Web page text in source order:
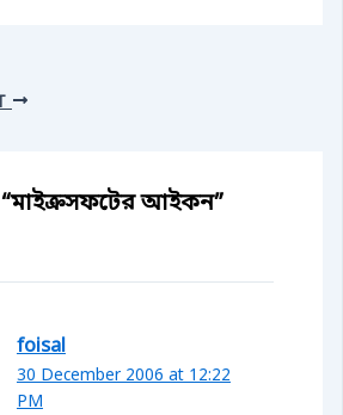
আইকন”
foisal
30 December 2006 at 12:22
PM